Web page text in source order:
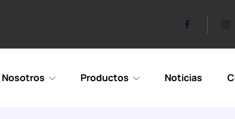
Nosotros Productos Noticias